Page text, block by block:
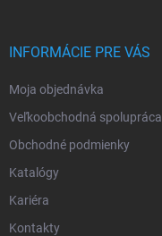
INFORMÁCIE PRE VÁS
Moja objednávka
Veľkoobchodná spolupráca
Obchodné podmienky
Katalógy
Kariéra
Kontakty